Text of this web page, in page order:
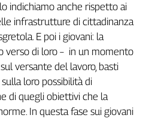
indichiamo anche rispetto ai
infrastrutture di cittadinanza
E poi i giovani: la
verso di loro – in un momento
versante del lavoro, basti
loro possibilità di
di quegli obiettivi che la
In questa fase sui giovani